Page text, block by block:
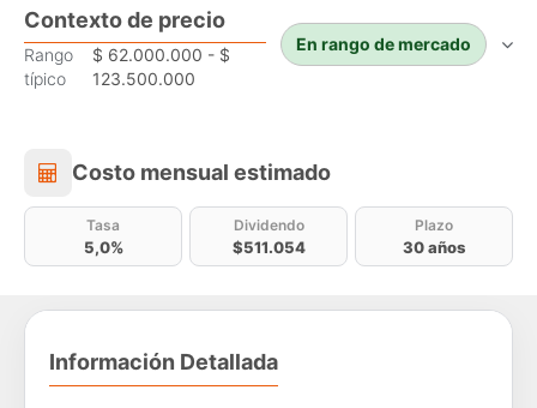
Contexto de precio
Rango
típico
$ 62.000.000 - $
123.500.000
En rango de mercado
Costo mensual estimado
Costo mensual estimado
Tasa
5,0%
Dividendo
$511.054
Plazo
30 años
Información Detallada